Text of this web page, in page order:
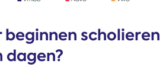
beginnen
dagen?